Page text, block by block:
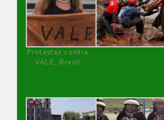
Protestas contra
VALE, Brasil